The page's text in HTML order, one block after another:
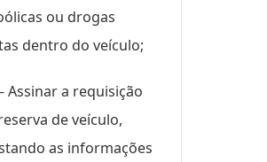
ou drogas
dentro do veículo;
Assinar a requisição
de veículo,
as informações